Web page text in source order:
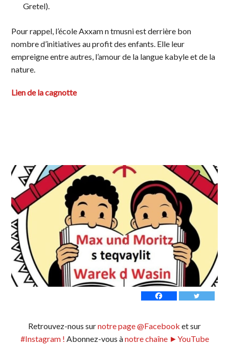
Gretel).
Pour rappel, l’école Axxam n tmusni est derrière bon
nombre d’initiatives au profit des enfants. Elle leur
empreigne entre autres, l’amour de la langue kabyle et de la
nature.
Lien de la cagnotte
Retrouvez-nous surnotre page @Facebook et sur
#Instagram ! Abonnez-vous ànotre chaîne ►YouTube